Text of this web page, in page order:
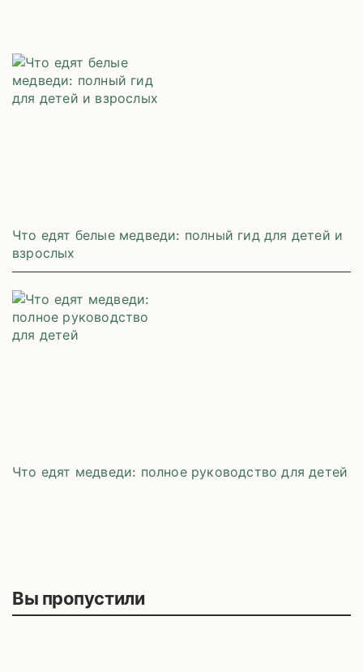
Что едят белые медведи: полный гид для детей и
взрослых
Что едят медведи: полное руководство для детей
Вы пропустили